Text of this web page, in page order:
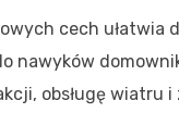
cech ułatwia
nawyków
obsługę wiatru i